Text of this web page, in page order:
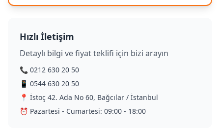
Hızlı İletişim
Detaylı bilgi ve fiyat teklifi için bizi arayın
📞 0212 630 20 50
📱 0544 630 20 50
📍 İstoç 42. Ada No 60, Bağcılar / İstanbul
⏰ Pazartesi - Cumartesi: 09:00 - 18:00